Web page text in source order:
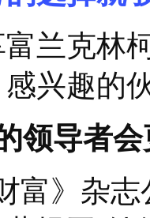
定反而
轻倾
导者
的选